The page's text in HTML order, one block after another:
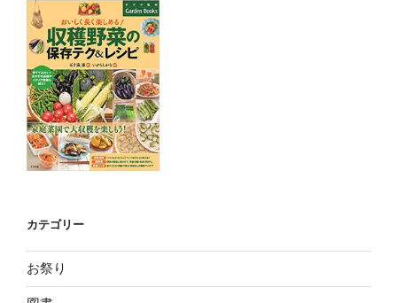
カテゴリー
お祭り